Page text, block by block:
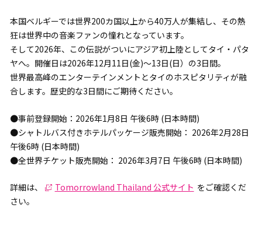
本国ベルギーでは世界200カ国以上から40万人が集結し、その熱
狂は世界中の音楽ファンの憧れとなっています。
そして2026年、この伝説がついにアジア初上陸としてタイ・パタ
ヤへ。開催日は2026年12月11日(金)～13日(日）の3日間。
世界最高峰のエンターテインメントとタイのホスピタリティが融
合します。歴史的な3日間にご期待ください。
●事前登録開始：2026年1月8日 午後6時 (日本時間)
●シャトルバス付きホテルパッケージ販売開始： 2026年2月28日
午後6時 (日本時間)
●全世界チケット販売開始： 2026年3月7日 午後6時 (日本時間)
詳細は、 Tomorrowland Thailand 公式サイト をご確認くだ
さい。